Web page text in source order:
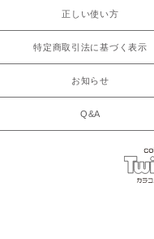
正しい使い方
特定商取引法に基づく表示
お知らせ
Q&A